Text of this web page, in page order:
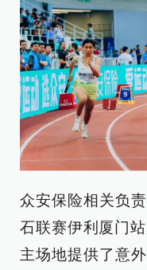
众安保险相关负
石联赛伊利厦门
主场地提供了意